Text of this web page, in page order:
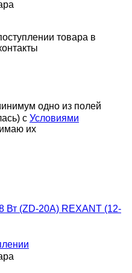
товара в
одно из полей
с Условиями
их
Вт (ZD-20A) REXANT (12-